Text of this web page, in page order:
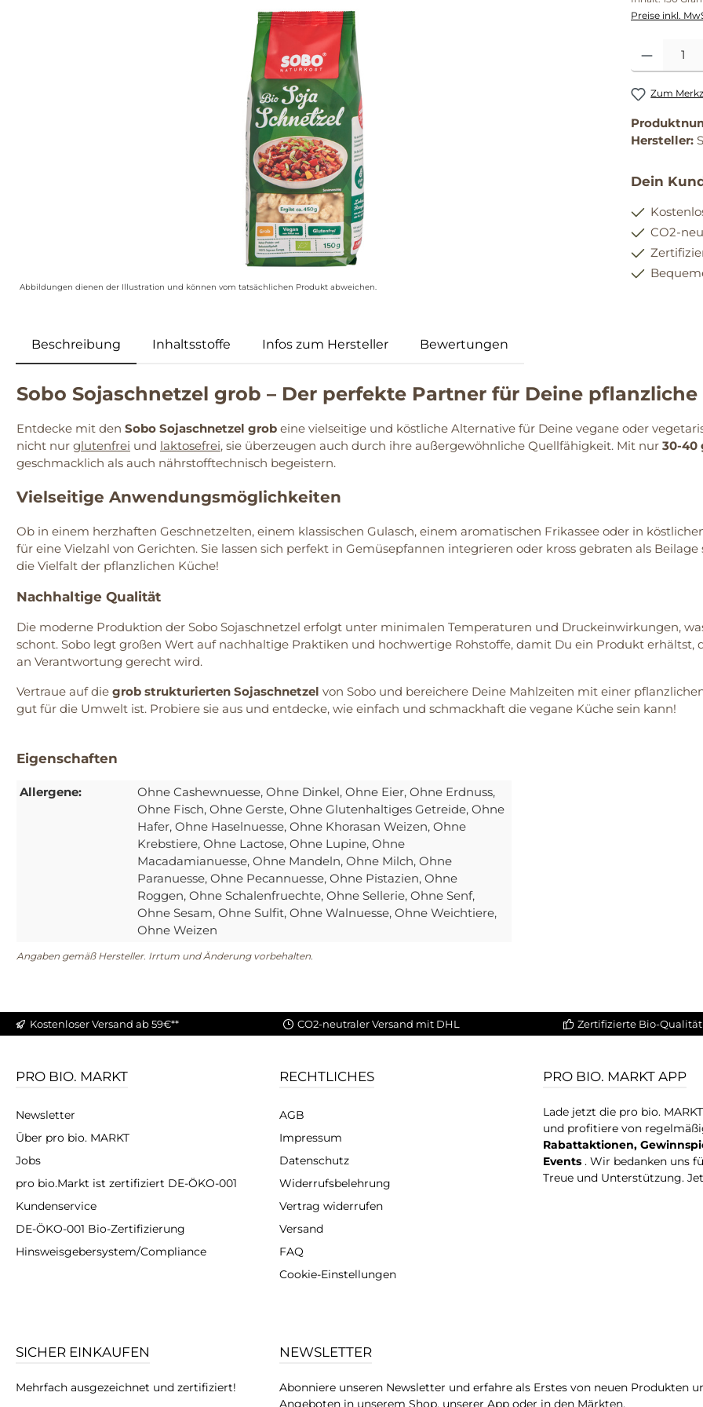
Abbildungen dienen der Illustration und können vom tatsächlichen Produkt abweichen.
Preise inkl.
Produkt
Zum
Hersteller:
Dein
CO2-
Beschreibung Inhaltsstoffe Infos zum Hersteller Bewertungen
Sobo Sojaschnetzel grob – Der perfekte Partner für Deine pflanzliche
Entdecke mit den Sobo Sojaschnetzel grob eine vielseitige und köstliche Alternative für Deine vegane oder
nicht nur glutenfrei und laktosefrei, sie überzeugen auch durch ihre außergewöhnliche Quellfähigkeit. Mit nur 30-40
geschmacklich als auch nährstofftechnisch begeistern.
Vielseitige Anwendungsmöglichkeiten
Ob in einem herzhaften Geschnetzelten, einem klassischen Gulasch, einem aromatischen Frikassee oder in
für eine Vielzahl von Gerichten. Sie lassen sich perfekt in Gemüsepfannen integrieren oder kross gebraten als
die Vielfalt der pflanzlichen Küche!
Nachhaltige Qualität
Die moderne Produktion der Sobo Sojaschnetzel erfolgt unter minimalen Temperaturen und Druckeinwirkungen,
schont. Sobo legt großen Wert auf nachhaltige Praktiken und hochwertige Rohstoffe, damit Du ein Produkt erhältst,
an Verantwortung gerecht wird.
Vertraue auf die grob strukturierten Sojaschnetzel von Sobo und bereichere Deine Mahlzeiten mit einer
gut für die Umwelt ist. Probiere sie aus und entdecke, wie einfach und schmackhaft die vegane Küche sein kann!
Eigenschaften
Allergene: Ohne Cashewnuesse, Ohne Dinkel, Ohne Eier, Ohne Erdnuss,
Ohne Fisch, Ohne Gerste, Ohne Glutenhaltiges Getreide, Ohne
Hafer, Ohne Haselnuesse, Ohne Khorasan Weizen, Ohne
Krebstiere, Ohne Lactose, Ohne Lupine, Ohne
Macadamianuesse, Ohne Mandeln, Ohne Milch, Ohne
Paranuesse, Ohne Pecannuesse, Ohne Pistazien, Ohne
Roggen, Ohne Schalenfruechte, Ohne Sellerie, Ohne Senf,
Ohne Sesam, Ohne Sulfit, Ohne Walnuesse, Ohne Weichtiere,
Ohne Weizen
Angaben gemäß Hersteller. Irrtum und Änderung vorbehalten.
Kostenloser Versand ab 59€** CO2-neutraler Versand mit DHL Zertifizierte Bio-Qualität
PRO BIO. MARKT
Newsletter
Über pro bio. MARKT
Jobs
pro bio.Markt ist zertifiziert DE-ÖKO-001
Kundenservice
DE-ÖKO-001 Bio-Zertifizierung
Hinsweisgebersystem/Compliance
RECHTLICHES
AGB
Impressum
Datenschutz
Widerrufsbelehrung
Vertrag widerrufen
Versand
FAQ
Cookie-Einstellungen
PRO BIO. MARKT APP
Lade jetzt die pro bio.
und profitiere von
Rabattaktionen,
Events . Wir bedanken uns
Treue und Unterstützung.
SICHER EINKAUFEN
Mehrfach ausgezeichnet und zertifiziert!
NEWSLETTER
Abonniere unseren Newsletter und erfahre als Erstes von neuen Produkten
Angeboten in unserem Shop, unserer App oder in den Märkten.